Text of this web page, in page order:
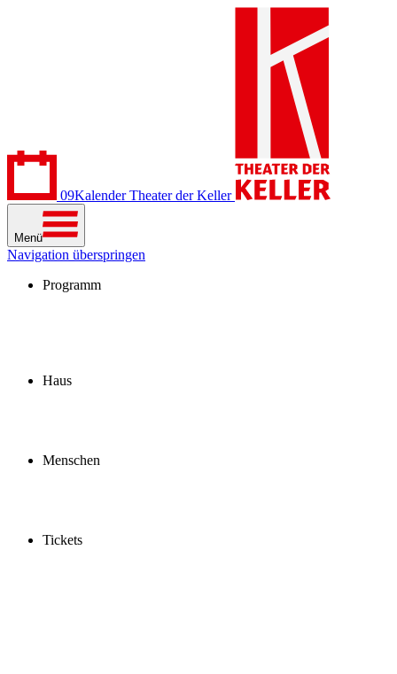
09Kalender Theater der Keller
Menü
Navigation überspringen
Programm
Haus
Menschen
Tickets